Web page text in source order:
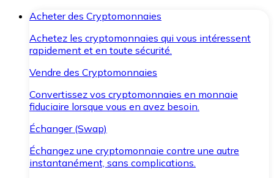
Acheter des Cryptomonnaies
Achetez les cryptomonnaies qui vous intéressent
rapidement et en toute sécurité.
Vendre des Cryptomonnaies
Convertissez vos cryptomonnaies en monnaie
fiduciaire lorsque vous en avez besoin.
Échanger (Swap)
Échangez une cryptomonnaie contre une autre
instantanément, sans complications.